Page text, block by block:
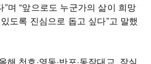
”며 “앞으로도 누군가의 삶이 희망
도록 진심으로 돕고 싶다”고 말했
해 천호·영동·반포·동작대교, 잠실